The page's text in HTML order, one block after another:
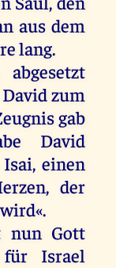
aus dem
lang.
Davidzum
gab
David
Isai,einen
,der
wird«.
nun Gott
für
Israel